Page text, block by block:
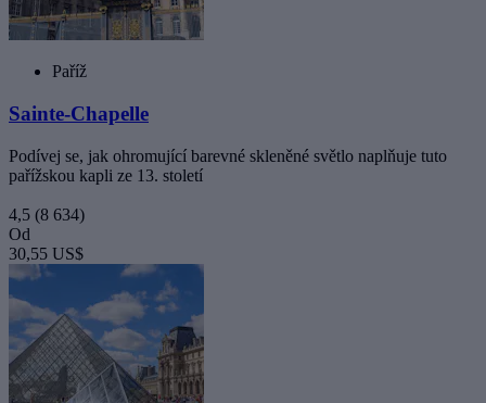
Paříž
Sainte-Chapelle
Podívej se, jak ohromující barevné skleněné světlo naplňuje tuto
pařížskou kapli ze 13. století
4,5 (8 634)
Od
30,55 US$